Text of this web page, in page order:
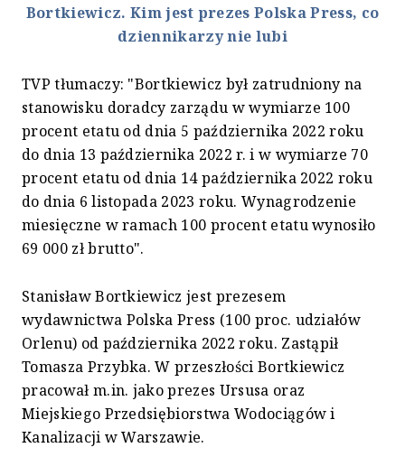
Bortkiewicz. Kim jest prezes Polska Press, co
dziennikarzy nie lubi
TVP tłumaczy: "Bortkiewicz był zatrudniony na
stanowisku doradcy zarządu w wymiarze 100
procent etatu od dnia 5 października 2022 roku
do dnia 13 października 2022 r. i w wymiarze 70
procent etatu od dnia 14 października 2022 roku
do dnia 6 listopada 2023 roku. Wynagrodzenie
miesięczne w ramach 100 procent etatu wynosiło
69 000 zł brutto".
Stanisław Bortkiewicz jest prezesem
wydawnictwa Polska Press (100 proc. udziałów
Orlenu) od października 2022 roku. Zastąpił
Tomasza Przybka. W przeszłości Bortkiewicz
pracował m.in. jako prezes Ursusa oraz
Miejskiego Przedsiębiorstwa Wodociągów i
Kanalizacji w Warszawie.